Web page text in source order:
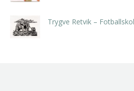
Trygve Retvik –